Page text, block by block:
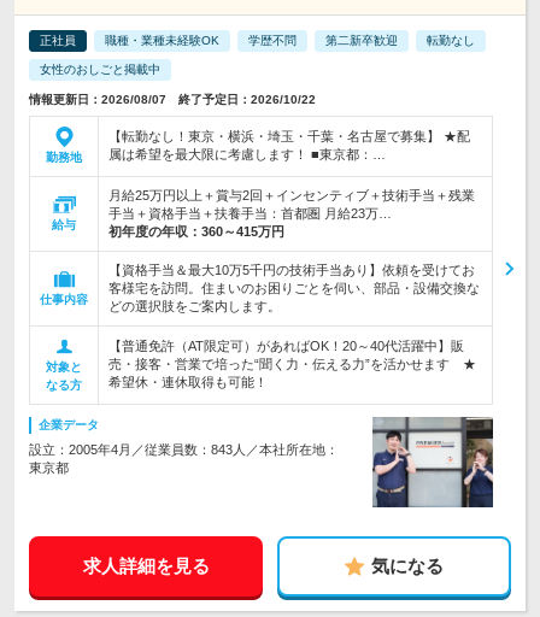
正社員 職種・業種未経験OK 学歴不問 第二新卒歓迎 転勤なし
女性のおしごと掲載中
情報更新日：2026/08/07 終了予定日：2026/10/22
勤務地
【転勤なし！東京・横浜・埼玉・千葉・名古屋で募集】 ★配
属は希望を最大限に考慮します！ ■東京都：…
給与
月給25万円以上＋賞与2回＋インセンティブ＋技術手当＋残業
手当＋資格手当＋扶養手当：首都圏 月給23万…
初年度の年収： 360～415万円
仕事内容
【資格手当＆最大10万5千円の技術手当あり】依頼を受けてお
客様宅を訪問。住まいのお困りごとを伺い、部品・設備交換な
どの選択肢をご案内します。
対象と
なる方
【普通免許（AT限定可）があればOK！20～40代活躍中】販
売・接客・営業で培った“聞く力・伝える力”を活かせます ★
希望休・連休取得も可能！
企業データ
設立：2005年4月／従業員数：843人／本社所在地：
東京都
求人詳細を見る 気になる